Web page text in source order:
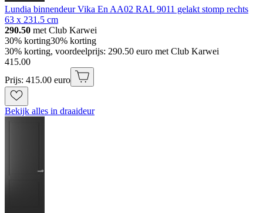
Lundia binnendeur Vika En AA02 RAL 9011 gelakt stomp rechts
63 x 231.5 cm
290.50 met Club Karwei
30% korting30% korting
30% korting, voordeelprijs: 290.50 euro met Club Karwei
415.00
Prijs: 415.00 euro
Bekijk alles in draaideur